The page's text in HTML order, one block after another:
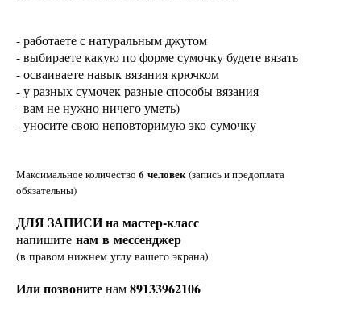
- работаете с натуральным джутом
- выбираете какую по форме сумочку будете вязать
- осваиваете навык вязания крючком
- у разных сумочек разные способы вязания
- вам не нужно ничего уметь)
- уносите свою неповторимую эко-сумочку
Максимальное количество 6 человек(запись и предоплата
обязательны)
ДЛЯ ЗАПИСИ на мастер-класс
напишите нам в мессенджер
(в правом нижнем углу вашего экрана)
Или позвонитенам89133962106